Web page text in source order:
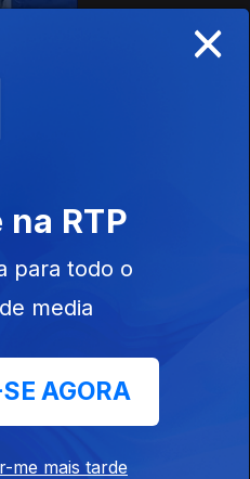
11 dez. 2018
×
RTP
para todo o
media
AGORA
me mais tarde